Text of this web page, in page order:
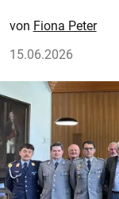
Fiona Peter
15.06.2026